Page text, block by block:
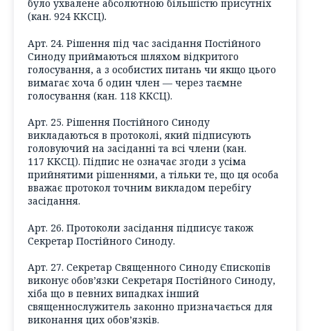
було ухвалене абсолютною більшістю присутніх
(кан. 924 ККСЦ).
Арт. 24. Рішення під час засідання Постійного
Синоду приймаються шляхом відкритого
голосування, а з особистих питань чи якщо цього
вимагає хоча б один член — через таємне
голосування (кан. 118 ККСЦ).
Арт. 25. Рішення Постійного Синоду
викладаються в протоколі, який підписують
головуючий на засіданні та всі члени (кан.
117 ККСЦ). Підпис не означає згоди з усіма
прийнятими рішеннями, а тільки те, що ця особа
вважає протокол точним викладом перебігу
засідання.
Арт. 26. Протоколи засідання підписує також
Секретар Постійного Синоду.
Арт. 27. Секретар Священного Синоду Єпископів
виконує обов’язки Секретаря Постійного Синоду,
хіба що в певних випадках інший
священнослужитель законно призначається для
виконання цих обов’язків.